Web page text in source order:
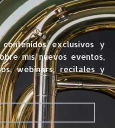
exclusivos y
mis nuevos eventos,
webinars, recitales y